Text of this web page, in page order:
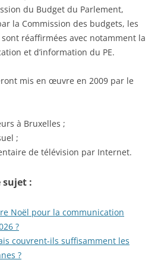
du Budget du Parlement,
la Commission des budgets, les
réaffirmées avec notamment la
et d’information du PE.
mis en œuvre en 2009 par le
à Bruxelles ;
;
de télévision par Internet.
sujet :
Noël pour la communication
?
couvrent-ils suffisamment les
?